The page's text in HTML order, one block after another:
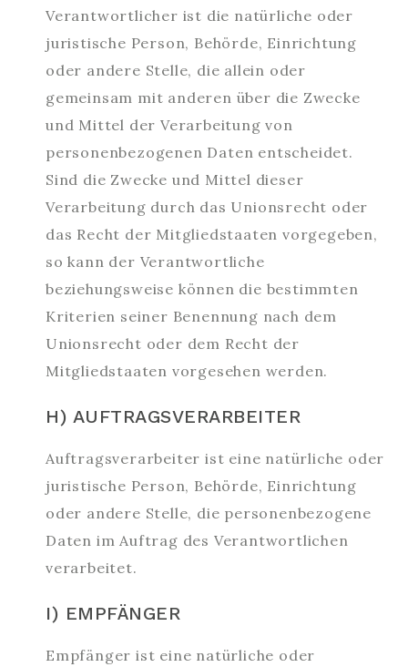
Verantwortlicher ist die natürliche oder
juristische Person, Behörde, Einrichtung
oder andere Stelle, die allein oder
gemeinsam mit anderen über die Zwecke
und Mittel der Verarbeitung von
personenbezogenen Daten entscheidet.
Sind die Zwecke und Mittel dieser
Verarbeitung durch das Unionsrecht oder
das Recht der Mitgliedstaaten vorgegeben,
so kann der Verantwortliche
beziehungsweise können die bestimmten
Kriterien seiner Benennung nach dem
Unionsrecht oder dem Recht der
Mitgliedstaaten vorgesehen werden.
H) AUFTRAGSVERARBEITER
Auftragsverarbeiter ist eine natürliche oder
juristische Person, Behörde, Einrichtung
oder andere Stelle, die personenbezogene
Daten im Auftrag des Verantwortlichen
verarbeitet.
I) EMPFÄNGER
Empfänger ist eine natürliche oder